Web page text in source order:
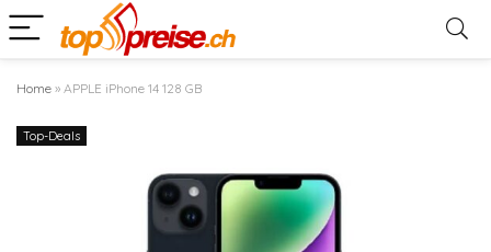
Home » APPLE iPhone 14 128 GB
Top-Deals